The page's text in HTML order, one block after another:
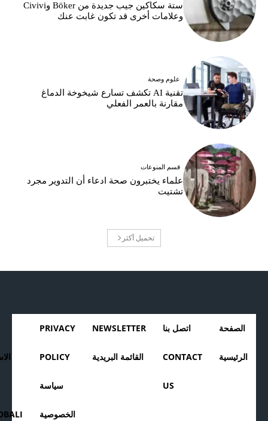
ستة سكاكين جيب جديدة من Böker وCivivi
وعلامات أخرى قد تكون غابت عنك
علوم وصحة
تقنية AI تكشف تسارع شيخوخة الدماغ
مقارنة بالعمر الفعلي
قسم المنوعات
علماء يختبرون صحة ادعاء أن التدوير مجرد
تشتيت
تحميل أكثر
الصفحة
الرئيسية
اتصل بنا
CONTACT
US
NEWSLETTER
القائمة البريدية
PRIVACY
POLICY
سياسة
الخصوصية